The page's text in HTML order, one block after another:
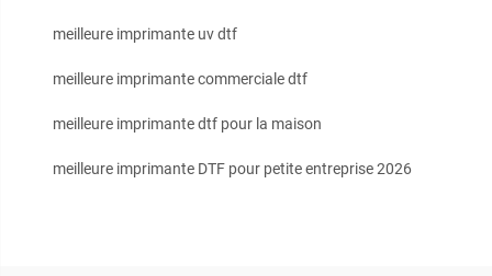
meilleure imprimante uv dtf
meilleure imprimante commerciale dtf
meilleure imprimante dtf pour la maison
meilleure imprimante DTF pour petite entreprise 2026